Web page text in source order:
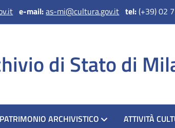
e-mail:as-mi@cultura.gov.it tel:(+39) 02
di Stato di
PATRIMONIO ARCHIVISTICO ATTIVITÀ